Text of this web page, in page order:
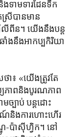
ង​ទាមទារ​ដែនទឹក​
រី​បានមាន​
ពីន។ យើង​នឹងបន្ត
ាំង​នឹង​អាកប្បកិរិយា
ា៖ «យើង​ត្រូវ​តែ​
ភាពនិង​បូរណភាព​
ច្បាប់​ បន្ត​ដោះ
ណ៍​និង​ការហោះ​ហើរ​
-ប៉ាស៊ីហ្វិក។ នៅ​